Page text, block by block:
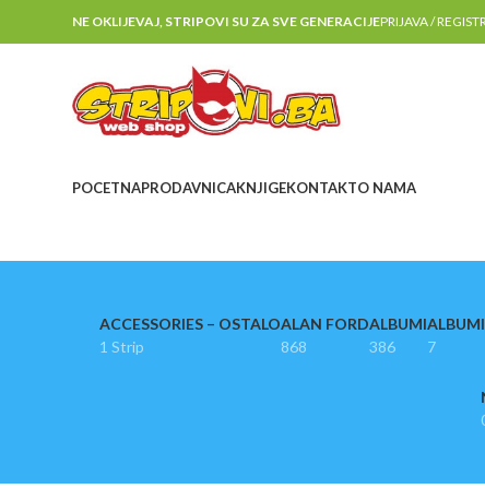
NE OKLIJEVAJ, STRIPOVI SU ZA SVE GENERACIJEPRIJAVA /
POCETNAPRODAVNICAKNJIGEKONTAKTO NAMA
ACCESSORIES – OSTALO
1 Strip
ALAN FORD
868
ALBUMI
386
7